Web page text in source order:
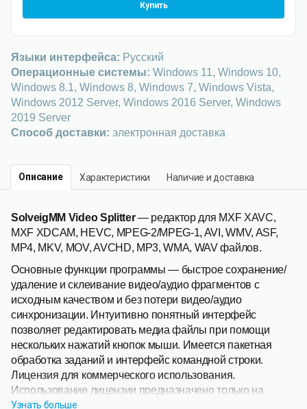
Купить
Языки интерфейса: Русский
Операционные системы: Windows 11, Windows 10,
Windows 8.1, Windows 8, Windows 7, Windows Vista,
Windows 2012 Server, Windows 2016 Server, Windows
2019 Server
Способ доставки: электронная доставка
Описание Характеристики Наличие и доставка
SolveigMM Video Splitter— редактор для MXF XAVC,
MXF XDCAM, HEVC, MPEG-2/MPEG-1, AVI, WMV, ASF,
MP4, MKV, MOV, AVCHD, MP3, WMA, WAV файлов.
Основные функции программы — быстрое сохранение/
удаление и склеивание видео/аудио фрагментов с
исходным качеством и без потери видео/аудио
синхронизации. Интуитивно понятный интерфейс
позволяет редактировать медиа файлы при помощи
нескольких нажатий кнопок мыши. Имеется пакетная
обработка заданий и интерфейс командной строки.
Лицензия для коммерческого использования.
Использование лицензии предназначено только на
территории РФ и стран СНГ.
Узнать больше